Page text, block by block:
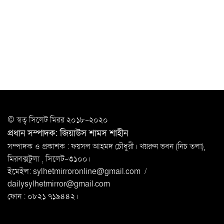
মানববন্ধন
রপ্তানি বৃদ্ধিতে ক্ষুদ্র উদ্যোক্তাদের মেলা বুথ ভাড়া মওকুফ :
বাণিজ্যমন্ত্রী
মুক্তাদির-আরিফসহ ১৮ মন্ত্রীর পুলিশ এসকর্ট
প্রত্যাহার
© স্বত্ব সি‌লেট মিরর ২০১৮-২০২০
প্রধান সম্পাদক: জিয়াউস শামস শাহীন
সম্পাদক ও প্রকাশক : ফয়সল আহমদ চৌধুরী। খয়রুন ভবন (নিচ তলা),
মিরবক্সটুলা ,সি‌লেট-৩১০০।
ইমেইল:sylhetmirroronline@gmail.com /
dailysylhetmirror@gmail.com
ফোন : ০৮২১ ৭১৯৪৪২।